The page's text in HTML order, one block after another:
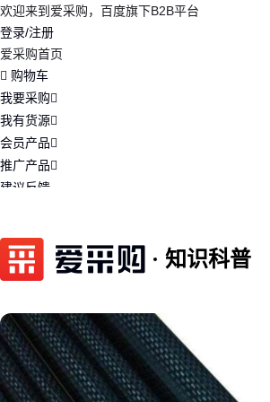
欢迎来到爱采购，百度旗下B2B平台
登录/注册
爱采购首页
购物车
我要采购
我有货源
会员产品
推广产品
建议反馈
知识科普